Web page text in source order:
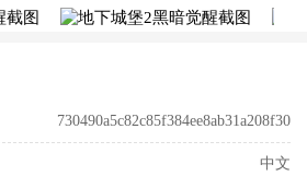
730490a5c82c85f384ee8ab31a208f30
中文